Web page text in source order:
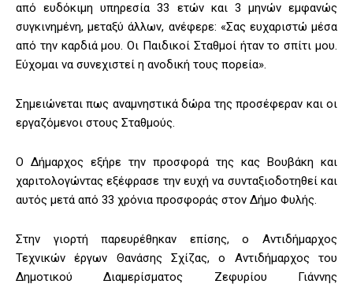
από ευδόκιμη υπηρεσία 33 ετών και 3 μηνών εμφανώς
συγκινημένη, μεταξύ άλλων, ανέφερε: «Σας ευχαριστώ μέσα
από την καρδιά μου. Οι Παιδικοί Σταθμοί ήταν το σπίτι μου.
Εύχομαι να συνεχιστεί η ανοδική τους πορεία».
Σημειώνεται πως αναμνηστικά δώρα της προσέφεραν και οι
εργαζόμενοι στους Σταθμούς.
Ο Δήμαρχος εξήρε την προσφορά της κας Βουβάκη και
χαριτολογώντας εξέφρασε την ευχή να συνταξιοδοτηθεί και
αυτός μετά από 33 χρόνια προσφοράς στον Δήμο Φυλής.
Στην γιορτή παρευρέθηκαν επίσης, ο Αντιδήμαρχος
Τεχνικών έργων Θανάσης Σχίζας, ο Αντιδήμαρχος του
Δημοτικού Διαμερίσματος Ζεφυρίου Γιάννης